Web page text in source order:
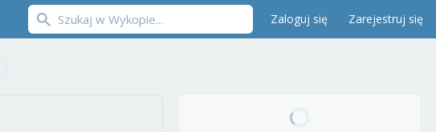
Zaloguj się Zarejestruj się